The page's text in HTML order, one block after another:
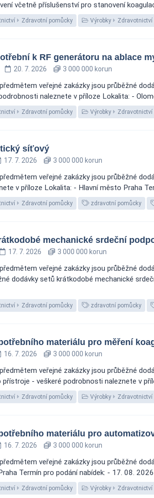
včetně příslušenství pro stanovení
Zdravotní pomůcky Výrobky Zdravotnictví
k RF generátoru na ablace
20. 7. 2026 3 000 000 korun
veřejné zakázky jsou průběžné
naleznete v příloze Lokalita: -
Zdravotní pomůcky Výrobky Zdravotnictví
síťový
17. 7. 2026 3 000 000 korun
veřejné zakázky jsou průběžné
v příloze Lokalita: - Hlavní město Praha
Zdravotní pomůcky zdravotní pomůcky
mechanické srdeční
17. 7. 2026 3 000 000 korun
veřejné zakázky jsou průběžné
dodávky setů krátkodobé mechanické
Zdravotní pomůcky zdravotní pomůcky
materiálu pro měření
16. 7. 2026 3 000 000 korun
veřejné zakázky jsou průběžné
přístroje - veškeré podrobnosti naleznete v
Zdravotní pomůcky Výrobky Zdravotnictví
materiálu pro
16. 7. 2026 3 000 000 korun
veřejné zakázky jsou průběžné
Termín pro podání nabídek: - 17. 08.
Zdravotní pomůcky Výrobky Zdravotnictví